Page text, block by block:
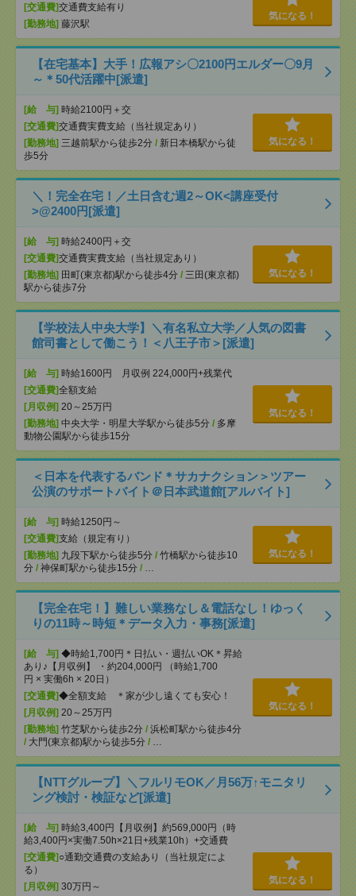
[交通費]交通費支給有り
[勤務地] 藤沢駅
気になる！
【在宅基本】大手！広報アシ〇2100円エルダー〇9月
～＊50代活躍中[派遣]
[給 与] 時給2100円＋交
[交通費]交通費実費支給（当社規定あり）
[勤務地] 三越前駅から徒歩2分 / 新日本橋駅から徒
歩5分
気になる！
＼！完全在宅！／土日含む週2～OK<講座受付
>@2400円[派遣]
[給 与] 時給2400円＋交
[交通費]交通費実費支給（当社規定あり）
[勤務地] 田町(東京都)駅から徒歩4分 / 三田(東京都)
駅から徒歩7分
気になる！
【学校法人中央大学】＼有名私立大学／人気の図書
館司書として働こう！＜八王子市＞[派遣]
[給 与] 時給1600円 月収例 224,000円+残業代
[交通費]全額支給
[月収例] 20～25万円
[勤務地] 中央大学・明星大学駅から徒歩5分 / 多摩
動物公園駅から徒歩15分
気になる！
＜日本を代表するバンド＊サカナクション＞ツアー
公演のサポートバイト＠日本武道館[アルバイト]
[給 与] 時給1250円～
[交通費]支給（規定有り）
[勤務地] 九段下駅から徒歩5分 / 竹橋駅から徒歩10
分 / 神保町駅から徒歩15分 / …
気になる！
【完全在宅！】難しい業務なし＆電話なし！ゆっく
りの11時～時短＊データ入力・事務[派遣]
[給 与] ◆時給1,700円＊日払い・週払いOK＊昇給
あり♪【月収例】 ・約204,000円 （時給1,700
円 × 実働6h × 20日）
[交通費]◆全額支給 ＊家が少し遠くても安心！
[月収例] 20～25万円
[勤務地] 竹芝駅から徒歩2分 / 浜松町駅から徒歩4分
/ 大門(東京都)駅から徒歩5分 / …
気になる！
【NTTグループ】＼フルリモOK／月56万↑モニタリ
ング検討・検証など[派遣]
[給 与] 時給3,400円【月収例】約569,000円（時
給3,400円×実働7.50h×21日+残業10h）+交通費
[交通費] ○通勤交通費の支給あり（当社規定によ
る）
[月収例] 30万円～
気になる！